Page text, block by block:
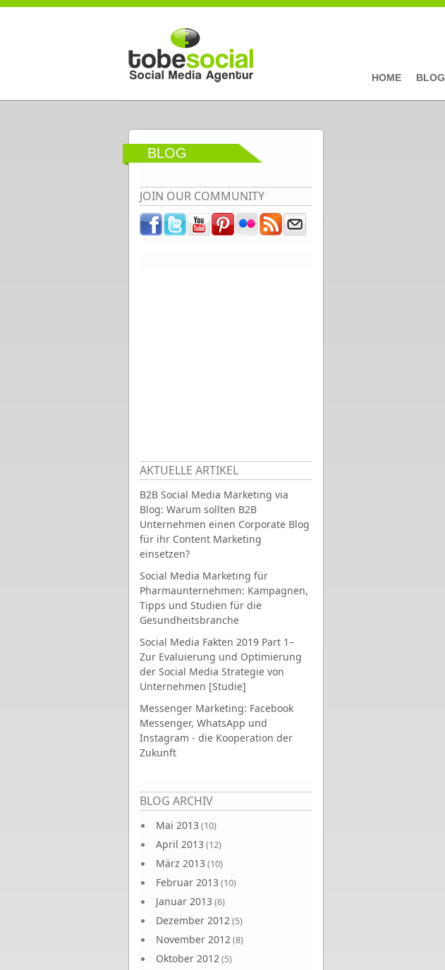
Direkt zum Inhalt
HOME BLOG
BLOG
JOIN OUR COMMUNITY
AKTUELLE ARTIKEL
B2B Social Media Marketing via
Blog: Warum sollten B2B
Unternehmen einen Corporate Blog
für ihr Content Marketing
einsetzen?
Social Media Marketing für
Pharmaunternehmen: Kampagnen,
Tipps und Studien für die
Gesundheitsbranche
Social Media Fakten 2019 Part 1–
Zur Evaluierung und Optimierung
der Social Media Strategie von
Unternehmen [Studie]
Messenger Marketing: Facebook
Messenger, WhatsApp und
Instagram - die Kooperation der
Zukunft
BLOG ARCHIV
Mai 2013 (10)
April 2013 (12)
März 2013 (10)
Februar 2013 (10)
Januar 2013 (6)
Dezember 2012(5)
November 2012(8)
Oktober 2012(5)
Seiten